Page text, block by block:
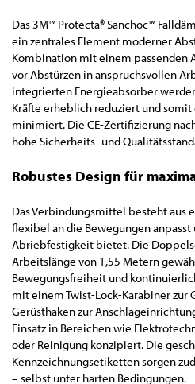
Das 3M™ Protecta® Sanchoc™
ein zentrales Element moderner
Kombination mit einem passenden
vor Abstürzen in anspruchsvollen
integrierten Energieabsorber
Kräfte erheblich reduziert und
minimiert. Die CE-Zertifizierung
hohe Sicherheits- und
Robustes Design für
Das Verbindungsmittel besteht aus
flexibel an die Bewegungen
Abriebfestigkeit bietet. Die
Arbeitslänge von 1,55 Metern
Bewegungsfreiheit und
mit einem Twist-Lock-Karabiner zur
Gerüsthaken zur
Einsatz in Bereichen wie
oder Reinigung konzipiert. Die
Kennzeichnungsetiketten sorgen
– selbst unter harten Bedingungen.